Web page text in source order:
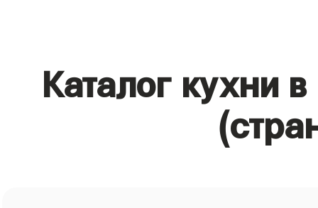
Каталог кухни